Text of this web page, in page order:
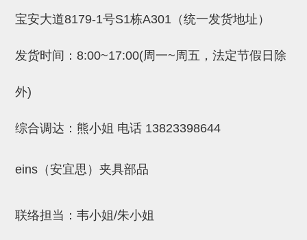
宝安大道8179-1号S1栋A301（统一发货地址）
发货时间：8:00~17:00(周一~周五，法定节假日除
外)
综合调达：熊小姐 电话 13823398644
eins（安宜思）夹具部品
联络担当：韦小姐/朱小姐
防转式金具(细微型、微型、小型)
固定式/微型气缸用/调整器(其他)
吸盘套吸盘
HNW系列